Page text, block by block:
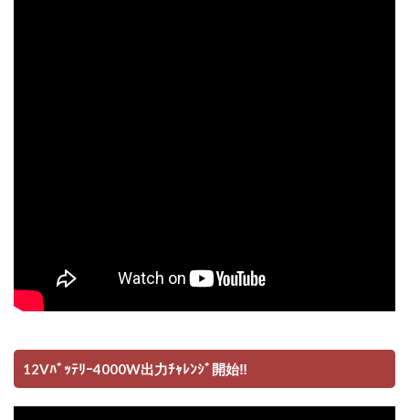
12Vﾊﾞｯﾃﾘｰ4000W出力ﾁｬﾚﾝｼﾞ開始‼